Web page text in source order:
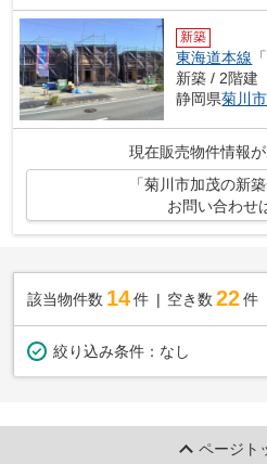
新築
東海道本線 「
新築 / 2階建
静岡県菊川市
現在販売物件情報が
「菊川市加茂の新
お問い合わせ
該当物件数 14件 空き数 22 件
絞り込み条件： なし
ページト